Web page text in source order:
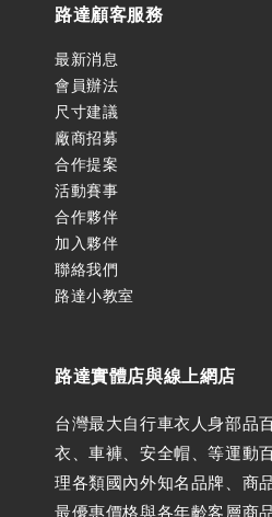
路達顧客服務
最新消息
會員辦法
尺寸建議
廠商招募
合作提案
活動賽事
合作夥伴
加入夥伴
聯絡我們
路達小教室
路達實體店與線上網店
台灣最大自行車衣人身部品
衣、車褲、安全帽、等運動
理各類國內外知名品牌、商
最優惠價格與各年齡客層商